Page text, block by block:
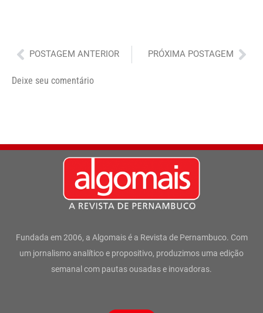
Anterior
POSTAGEM ANTERIOR PRÓXIMA POSTAGEM
Deixe seu comentário
Fundada em 2006, a Algomais é a Revista de Pernambuco. Com
um jornalismo analítico e propositivo, produzimos uma edição
semanal com pautas ousadas e inovadoras.